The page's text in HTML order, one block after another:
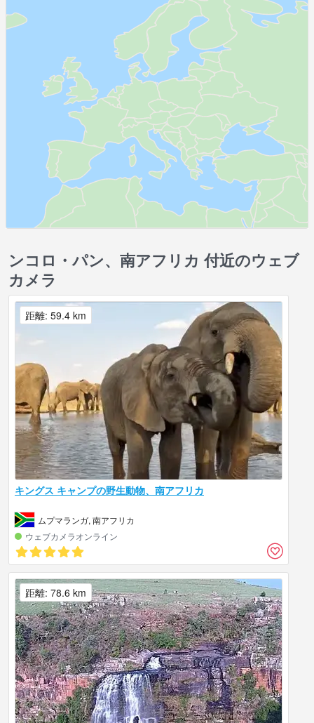
ンコロ・パン、南アフリカ 付近のウェブ
カメラ
キングス キャンプの野生動物、南アフリカ
ムプマランガ, 南アフリカ
ウェブカメラオンライン
距離: 59.4 km
距離: 78.6 km